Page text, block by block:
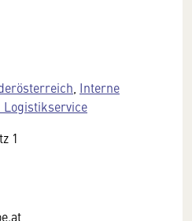
Interne
1